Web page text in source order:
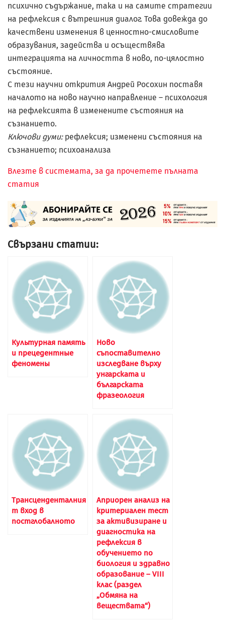
психично съдържание, така и на самите стратегии
на рефлексия с вътрешния диалог. Това довежда до
качествени изменения в ценностно-смисловите
образувания, задейства и осъществява
интеграцията на личността в ново, по-цялостно
състояние.
С тези научни открития Андрей Росохин поставя
началото на ново научно направление – психология
на рефлексията в изменените състояния на
съзнанието.
Ключови думи:рефлексия; изменени състояния на
съзнанието; психоанализа
Влезте в системата, за да прочетете пълната
статия
Свързани статии:
Культурная память
и прецедентные
феномены
Ново
съпоставително
изследване върху
унгарската и
българската
фразеология
Трансценденталния
т вход в
постглобалното
Априорен анализ на
критериален тест
за активизиране и
диагностика на
рефлексия в
обучението по
биология и здравно
образование – VIII
клас (раздел
„Обмяна на
веществата“)